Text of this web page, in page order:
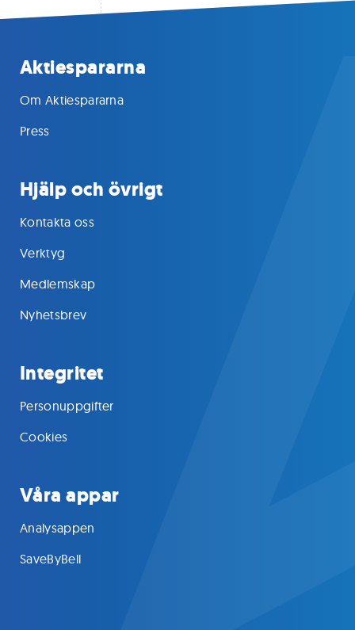
Aktiespararna
Om Aktiespararna
Press
Hjälp och övrigt
Kontakta oss
Verktyg
Medlemskap
Nyhetsbrev
Integritet
Personuppgifter
Cookies
Våra appar
Analysappen
SaveByBell